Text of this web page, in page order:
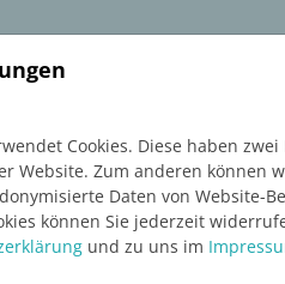
Software Services
LINEAR
Cookies. Diese haben
Website. Zum anderen können
Daten von Website-
können Sie jederzeit
und zu uns im